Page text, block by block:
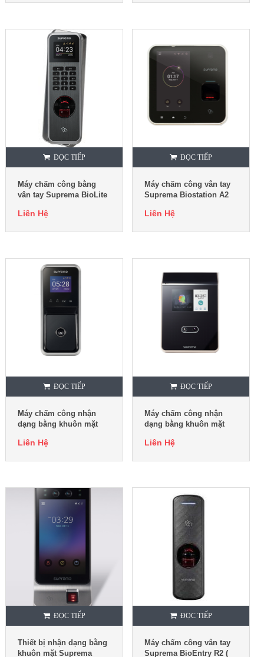
ĐỌC TIẾP
Máy chấm công bằng
vân tay Suprema BioLite
Liên Hệ
ĐỌC TIẾP
Máy chấm công vân tay
Suprema Biostation A2
Liên Hệ
ĐỌC TIẾP
Máy chấm công nhận
dạng bằng khuôn mặt
Liên Hệ
ĐỌC TIẾP
Máy chấm công nhận
dạng bằng khuôn mặt
Liên Hệ
ĐỌC TIẾP
Thiết bị nhận dạng bằng
khuôn mặt Suprema
ĐỌC TIẾP
Máy chấm công vân tay
Suprema BioEntry R2 (